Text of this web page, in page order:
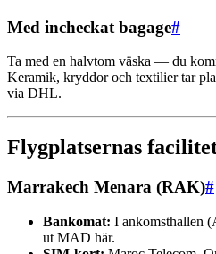
Med incheckat bagage#
Ta med en halvtom väska — du
Keramik, kryddor och textilier tar
via DHL.
Flygplatsernas
Marrakech Menara (RAK)#
Bankomat: I ankomsthallen
ut MAD här.